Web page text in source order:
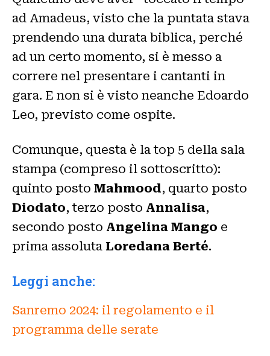
ad Amadeus, visto che la puntata stava
prendendo una durata biblica, perché
ad un certo momento, si è messo a
correre nel presentare i cantanti in
gara. E non si è visto neanche Edoardo
Leo, previsto come ospite.
Comunque, questa è la top 5 della sala
stampa (compreso il sottoscritto):
quinto posto Mahmood, quarto posto
Diodato, terzo posto Annalisa,
secondo posto Angelina Mango e
prima assoluta Loredana Berté.
Leggi anche:
Sanremo 2024: il regolamento e il
programma delle serate